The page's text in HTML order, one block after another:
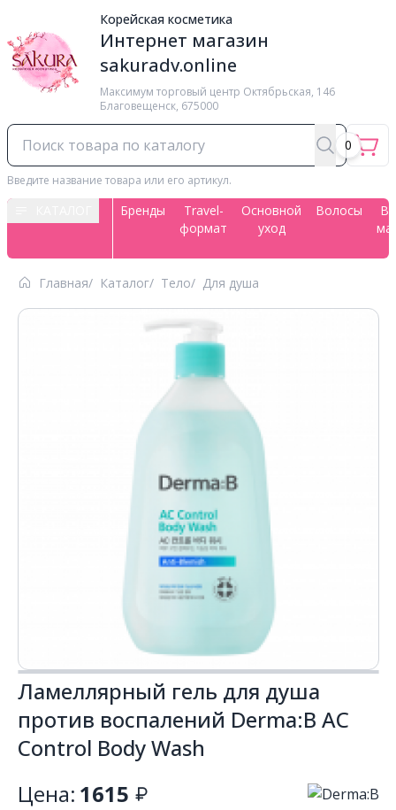
Корейская косметика
Интернет магазин
sakuradv.online
Максимум торговый центр ​Октябрьская, 146
Благовещенск, 675000
Введите название товара или его артикул.
0
Бренды
Travel-
формат
Основной
уход
Волосы
Главная Каталог Тело Для душа
Ламеллярный гель для душа
против воспалений Derma:B AC
Control Body Wash
Цена: 1615